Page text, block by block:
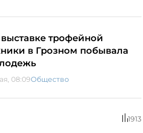
трофейной
в Грозном побывала
08:09Общество
1913